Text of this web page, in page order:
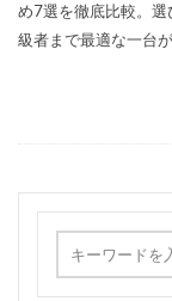
め7選を徹底比較。
級者まで最適な一台